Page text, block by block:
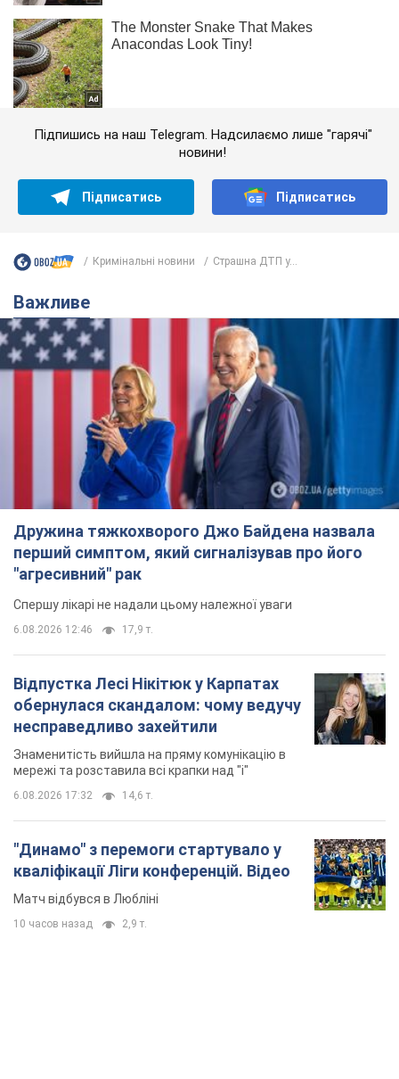
Підпишись на наш Telegram. Надсилаємо лише "гарячі"
новини!
Підписатись Підписатись
Кримінальні новини Страшна ДТП у...
Важливе
Дружина тяжкохворого Джо Байдена назвала
перший симптом, який сигналізував про його
"агресивний" рак
Спершу лікарі не надали цьому належної уваги
6.08.2026 12:46 17,9 т.
Відпустка Лесі Нікітюк у Карпатах
обернулася скандалом: чому ведучу
несправедливо захейтили
Знаменитість вийшла на пряму комунікацію в
мережі та розставила всі крапки над "і"
6.08.2026 17:32 14,6 т.
"Динамо" з перемоги стартувало у
кваліфікації Ліги конференцій. Відео
Матч відбувся в Любліні
10 часов назад 2,9 т.